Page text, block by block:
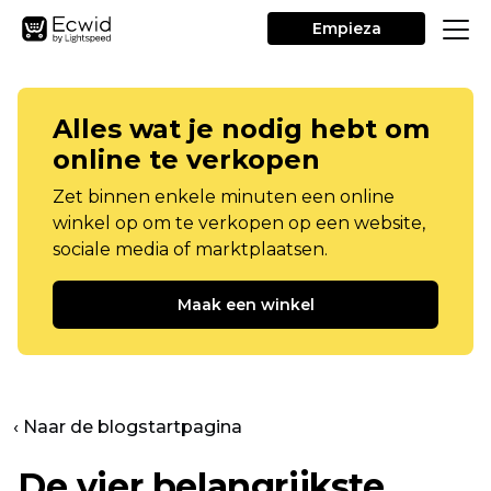
Empieza
Alles wat je nodig hebt om
online te verkopen
Zet binnen enkele minuten een online
winkel op om te verkopen op een website,
sociale media of marktplaatsen.
Maak een winkel
‹ Naar de blogstartpagina